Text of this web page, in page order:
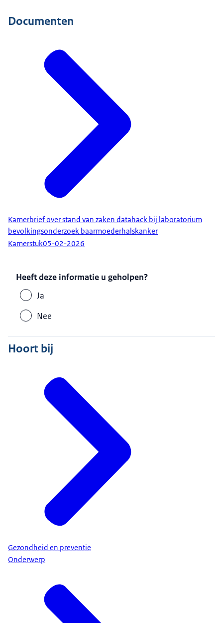
Documenten
Kamerbrief over stand van zaken datahack bij laboratorium
bevolkingsonderzoek baarmoederhalskanker
Kamerstuk05-02-2026
Heeft deze informatie u geholpen?
Ja
Nee
Hoort bij
Gezondheid en preventie
Onderwerp